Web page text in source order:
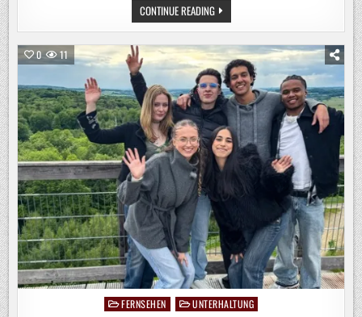
CONTINUE READINGMUSIK
UND
GUTE
BEI
„SOMMER-
SPASS M
IT A
NDY B
ORG“
0 11
PostedFERNSEHEN UNTERHALTUNG